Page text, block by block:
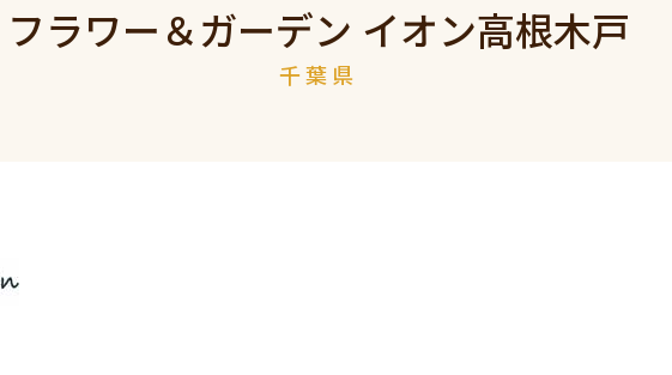
フラワー＆ガーデン イオン高根木戸
千葉県